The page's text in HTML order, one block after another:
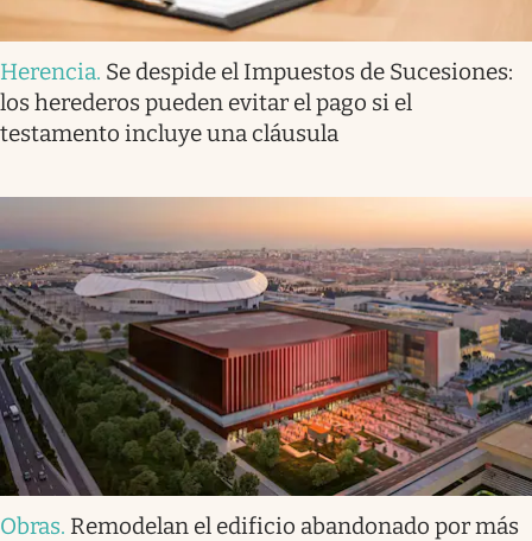
Herencia. Se despide el Impuestos de Sucesiones:
los herederos pueden evitar el pago si el
testamento incluye una cláusula
Obras. Remodelan el edificio abandonado por más